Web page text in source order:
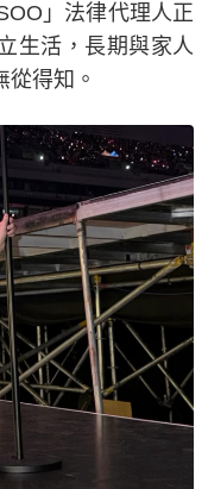
」法律代理人正
生活，長期與家人
得知。